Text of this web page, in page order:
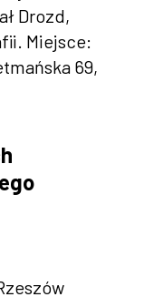
Drozd,
Miejsce:
69,